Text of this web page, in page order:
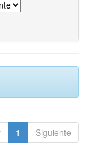
1 Siguiente